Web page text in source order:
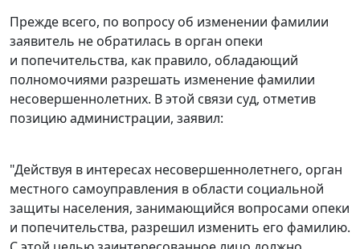
Прежде всего, по вопросу об изменении фамилии
заявитель не обратилась в орган опеки
и попечительства, как правило, обладающий
полномочиями разрешать изменение фамилии
несовершеннолетних. В этой связи суд, отметив
позицию администрации, заявил:
"Действуя в интересах несовершеннолетнего, орган
местного самоуправления в области социальной
защиты населения, занимающийся вопросами опеки
и попечительства, разрешил изменить его фамилию.